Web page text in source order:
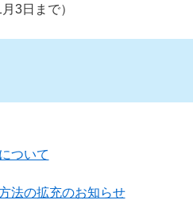
3日まで）
ついて
法の拡充のお知らせ